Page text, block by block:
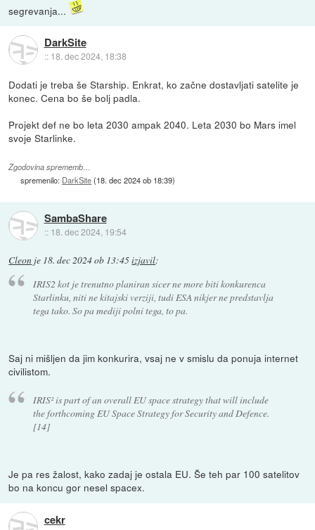
segrevanja...
DarkSite
:: 18. dec 2024, 18:38
Dodati je treba še Starship. Enkrat, ko začne dostavljati satelite je
konec. Cena bo še bolj padla.
Projekt def ne bo leta 2030 ampak 2040. Leta 2030 bo Mars imel
svoje Starlinke.
Zgodovina sprememb…
spremenilo: DarkSite(18. dec 2024 ob 18:39)
SambaShare
:: 18. dec 2024, 19:54
Cleon je 18. dec 2024 ob 13:45izjavil:
IRIS2 kot je trenutno planiran sicer ne more biti konkurenca
Starlinku, niti ne kitajski verziji, tudi ESA nikjer ne predstavlja
tega tako. So pa mediji polni tega, to pa.
Saj ni mišljen da jim konkurira, vsaj ne v smislu da ponuja internet
civilistom.
IRIS² is part of an overall EU space strategy that will include
the forthcoming EU Space Strategy for Security and Defence.
[14]
Je pa res žalost, kako zadaj je ostala EU. Še teh par 100 satelitov
bo na koncu gor nesel spacex.
cekr